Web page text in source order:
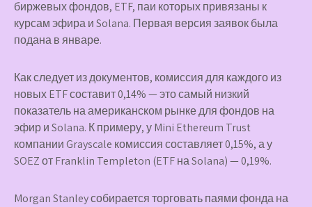
биржевых фондов, ETF, паи которых привязаны к
курсам эфира и Solana. Первая версия заявок была
подана в январе.
Как следует из документов, комиссия для каждого из
новых ETF составит 0,14% — это самый низкий
показатель на американском рынке для фондов на
эфир и Solana. К примеру, у Mini Ethereum Trust
компании Grayscale комиссия составляет 0,15%, а у
SOEZ от Franklin Templeton (ETF на Solana) — 0,19%.
Morgan Stanley собирается торговать паями фонда на